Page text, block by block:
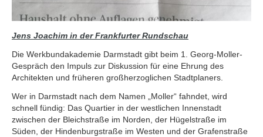
Jens Joachim in der Frankfurter Rundschau
Die Werkbundakademie Darmstadt gibt beim 1. Georg-Moller-
Gespräch den Impuls zur Diskussion für eine Ehrung des
Architekten und früheren großherzoglichen Stadtplaners.
Wer in Darmstadt nach dem Namen „Moller“ fahndet, wird
schnell fündig: Das Quartier in der westlichen Innenstadt
zwischen der Bleichstraße im Norden, der Hügelstraße im
Süden, der Hindenburgstraße im Westen und der Grafenstraße